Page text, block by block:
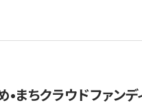
まちクラウドファン